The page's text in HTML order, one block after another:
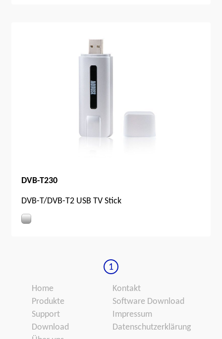
DVB-T230
DVB-T/DVB-T2 USB TV Stick
1
Home
Produkte
Support
Download
Kontakt
Software Download
Impressum
Datenschutzerklärung